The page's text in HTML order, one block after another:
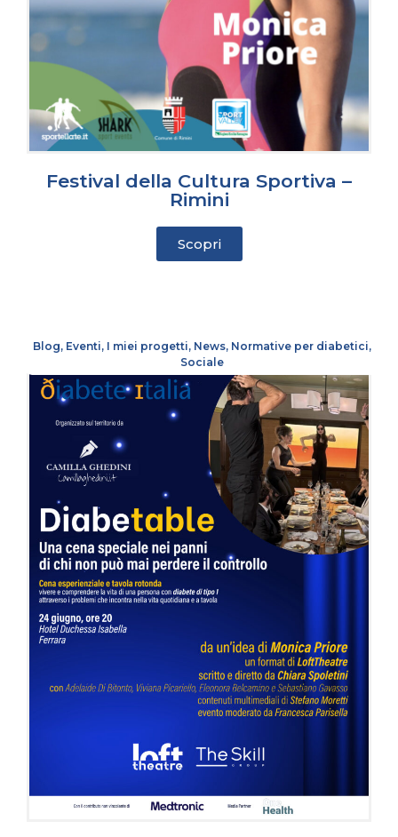
Festival della Cultura Sportiva –
Rimini
Scopri
Blog, Eventi, I miei progetti, News, Normative per diabetici,
Sociale